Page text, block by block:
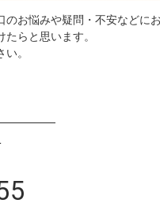
お悩みや疑問・不安などに
らと思います。
。